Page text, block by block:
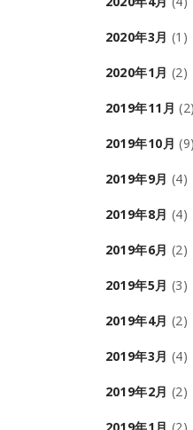
2020年3月 (1)
2020年1月 (2)
2019年11月 (2)
2019年10月 (9)
2019年9月 (4)
2019年8月 (4)
2019年6月 (2)
2019年5月 (3)
2019年4月 (2)
2019年3月 (4)
2019年2月 (2)